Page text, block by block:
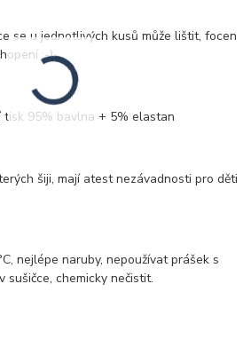
se u jednotlivých kusů může lištit, focen
:-)
95% bavlna + 5% elastan
šiji, mají atest nezávadnosti pro děti
nejlépe naruby, nepoužívat prášek s
sušičce, chemicky nečistit.